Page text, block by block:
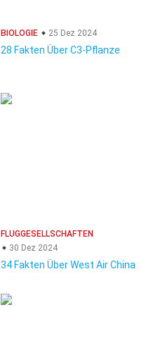
BIOLOGIE 25 Dez 2024
28 Fakten Über C3-Pflanze
FLUGGESELLSCHAFTEN
30 Dez 2024
34 Fakten Über West Air China